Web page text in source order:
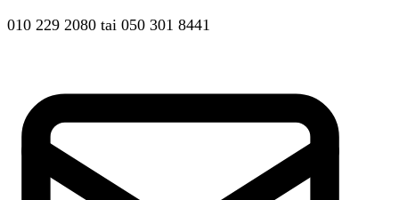
010 229 2080 tai 050 301 8441